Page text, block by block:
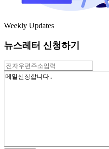
Weekly Updates
뉴스레터 신청하기